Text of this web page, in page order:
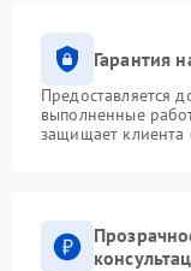
Гарантия
Предоставляется
выполненные
защищает клиента